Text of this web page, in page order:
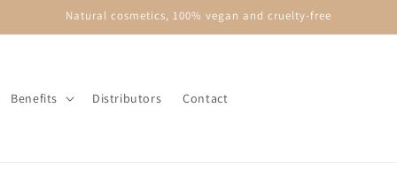
Natural cosmetics, 100% vegan and cruelty-free
Benefits Distributors Contact